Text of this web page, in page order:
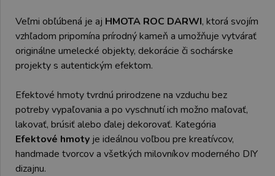
Veľmi obľúbená je aj HMOTA ROC DARWI, ktorá svojím
vzhľadom pripomína prírodný kameň a umožňuje vytvárať
originálne umelecké objekty, dekorácie či sochárske
projekty s autentickým efektom.
Efektové hmoty tvrdnú prirodzene na vzduchu bez
potreby vypaľovania a po vyschnutí ich možno maľovať,
lakovať, brúsiť alebo ďalej dekorovať. Kategória
Efektové hmoty je ideálnou voľbou pre kreatívcov,
handmade tvorcov a všetkých milovníkov moderného DIY
dizajnu.